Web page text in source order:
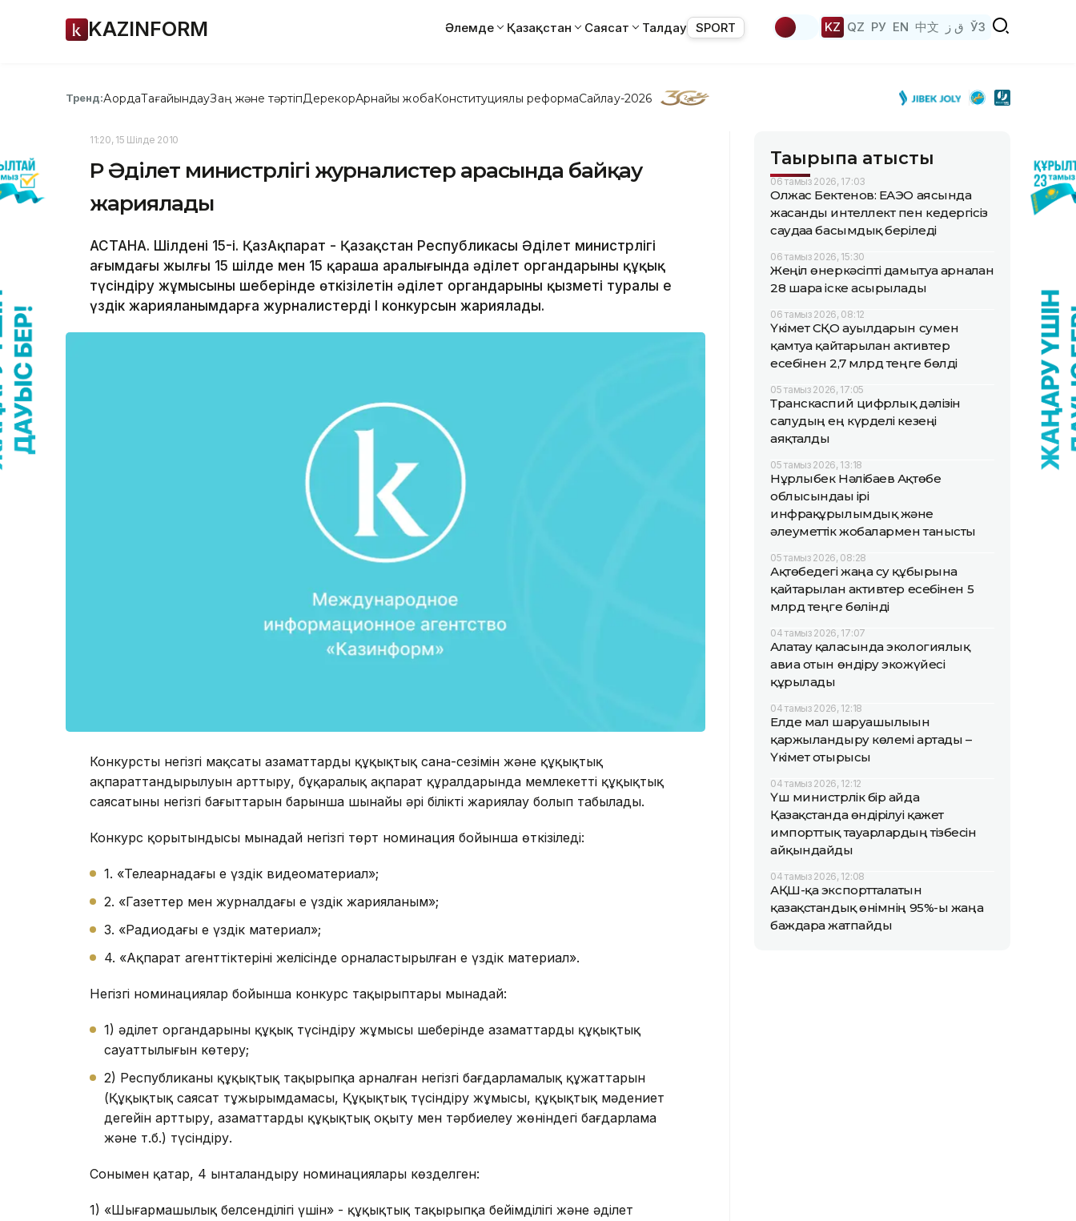
KAZINFORM Әлемде Қазақстан Саясат Талдау SPORT KZ QZ РУ EN 中文 ق ز ЎЗ
Тренд:АқордаТағайындауЗаң және тәртіпДерекқорАрнайы жобаКонституциялық реформаСайлау-2026
11:20, 15 Шілде 2010
ҚР Әділет министрлігі журналистер арасында байқау
жариялады
АСТАНА. Шілденің 15-і. ҚазАқпарат - Қазақстан Республикасы Әділет министрлігі
ағымдағы жылғы 15 шілде мен 15 қараша аралығында әділет органдарының құқық
түсіндіру жұмысының шеңберінде өткізілетін әділет органдарының қызметі туралы ең
үздік жарияланымдарға журналистердің І конкурсын жариялады.
Конкурстың негізгі мақсаты азаматтардың құқықтық сана-сезімін және құқықтық
ақпараттандырылуын арттыру, бұқаралық ақпарат құралдарында мемлекеттің құқықтық
саясатының негізгі бағыттарын барынша шынайы әрі білікті жариялау болып табылады.
Конкурс қорытындысы мынадай негізгі төрт номинация бойынша өткізіледі:
1. «Телеарнадағы ең үздік видеоматериал»;
2. «Газеттер мен журналдағы ең үздік жарияланым»;
3. «Радиодағы ең үздік материал»;
4. «Ақпарат агенттіктерінің желісінде орналастырылған ең үздік материал».
Негізгі номинациялар бойынша конкурс тақырыптары мынадай:
1) әділет органдарының құқық түсіндіру жұмысы шеңберінде азаматтардың құқықтық
сауаттылығын көтеру;
2) Республиканың құқықтық тақырыпқа арналған негізгі бағдарламалық құжаттарын
(Құқықтық саясат тұжырымдамасы, Құқықтық түсіндіру жұмысы, құқықтық мәдениет
деңгейін арттыру, азаматтарды құқықтық оқыту мен тәрбиелеу жөніндегі бағдарлама
және т.б.) түсіндіру.
Сонымен қатар, 4 ынталандыру номинациялары көзделген:
1) «Шығармашылық белсенділігі үшін» - құқықтық тақырыпқа бейімділігі және әділет
Тақырыпқа қатысты
06 тамыз 2026, 17:03
Олжас Бектенов: ЕАЭО аясында
жасанды интеллект пен кедергісіз
саудаға басымдық беріледі
06 тамыз 2026, 15:30
Жеңіл өнеркәсіпті дамытуға арналған
28 шара іске асырылады
06 тамыз 2026, 08:12
Үкімет СҚО ауылдарын сумен
қамтуға қайтарылған активтер
есебінен 2,7 млрд теңге бөлді
05 тамыз 2026, 17:05
Транскаспий цифрлық дәлізін
салудың ең күрделі кезеңі
аяқталды
05 тамыз 2026, 13:18
Нұрлыбек Нәлібаев Ақтөбе
облысындағы ірі
инфрақұрылымдық және
әлеуметтік жобалармен танысты
05 тамыз 2026, 08:28
Ақтөбедегі жаңа су құбырына
қайтарылған активтер есебінен 5
млрд теңге бөлінді
04 тамыз 2026, 17:07
Алатау қаласында экологиялық
авиа отын өндіру экожүйесі
құрылады
04 тамыз 2026, 12:18
Елде мал шаруашылығын
қаржыландыру көлемі артады –
Үкімет отырысы
04 тамыз 2026, 12:12
Үш министрлік бір айда
Қазақстанда өндірілуі қажет
импорттық тауарлардың тізбесін
айқындайды
04 тамыз 2026, 12:08
АҚШ-қа экспортталатын
қазақстандық өнімнің 95%-ы жаңа
баждарға жатпайды